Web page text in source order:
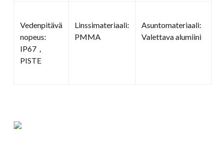
Vedenpitävä
nopeus:
IP67，
PISTE
Linssimateriaali:
PMMA
Asuntomateriaali:
Valettava alumiini